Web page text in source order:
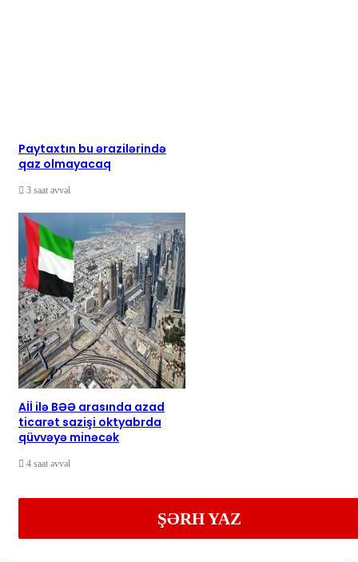
Paytaxtın bu ərazilərində
qaz olmayacaq
3 saat əvvəl
Aİİ ilə BƏƏ arasında azad
ticarət sazişi oktyabrda
qüvvəyə minəcək
4 saat əvvəl
ŞƏRH YAZ